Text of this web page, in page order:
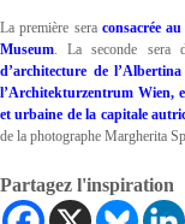
La première seraconsacrée
Museum . La seconde sera
d’architecture de
l’Architekturzentrum Wien,
et urbaine de la capitale
de la photographe Margherita
Partagez l'inspiration